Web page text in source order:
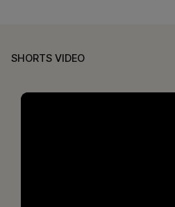
SHORTS VIDEO